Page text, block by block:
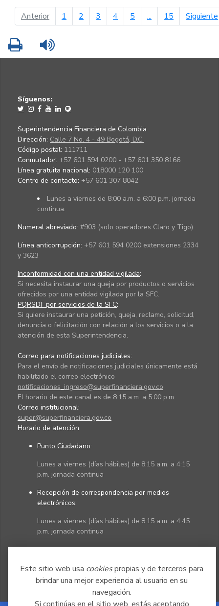
Este sitio web usa cookiespropias y de terceros para
brindar una mejor experiencia al usuario en su
navegación.
Anteriorpágina anterior
1 2 3 4 5 ... 15 Siguiente
Imprimir
Síguenos:
Superintendencia Financiera de Colombia
Dirección: Calle 7 No. 4 - 49 Bogotá, D.C.
Código postal: 111711
Conmutador: +57 601 594 0200 - +57 601 350 8166
Línea gratuita nacional: 018000 120 100
Centro de contacto: +57 601 307 8042
Lunes a viernes de 8:00 a.m. a 6:00 p.m. jornada
continua.
Numeral abreviado: #903 (solo operadores Claro y Tigo)
Línea anticorrupción: +57 601 594 0200 extensiones 2334
y 3623
Inconformidad con una entidad vigilada:
Si necesita instaurar una queja por productos o servicios
ofrecidos por una entidad vigilada por la SFC.
PQRSDF por servicios de la SFC:
Si quiere instaurar una petición, queja, reclamo, solicitud,
denuncia o felicitación con relación a los servicios o a la
atención de esta Superintendencia.
Correo para notificaciones judiciales:
Para el envío de notificaciones judiciales únicamente está
habilitado el correo electrónico
notificaciones_ingreso@superfinanciera.gov.co
El horario de este canal es de 8:15 a.m. a 5:00 p.m.
Correo institucional:
super@superfinanciera.gov.co
Horario de atención
Punto Ciudadano:
Lunes a viernes (días hábiles) de 8:15 a.m. a 4:15
p.m. jornada continua
Recepción de correspondencia por medios
electrónicos:
Lunes a viernes (días hábiles) de 8:15 a.m. a 4:45
p.m. jornada continua